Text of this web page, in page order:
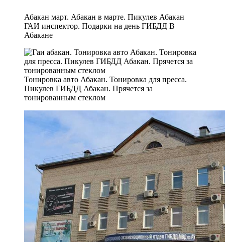
Абакан март. Абакан в марте. Пикулев Абакан
ГАИ инспектор. Подарки на день ГИБДД В
Абакане
Тонировка авто Абакан. Тонировка для пресса.
Пикулев ГИБДД Абакан. Прячется за
тонированным стеклом